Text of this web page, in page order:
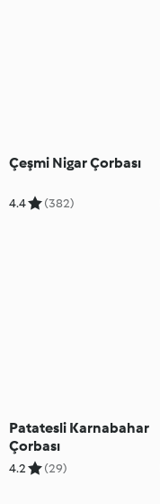
Çeşmi Nigar Çorbası
4.4 (382)
Patatesli Karnabahar
Çorbası
4.2 (29)